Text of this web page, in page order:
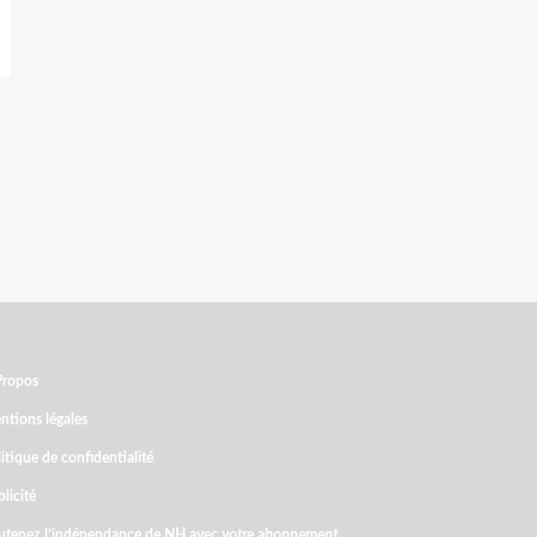
légales
de confidentialité